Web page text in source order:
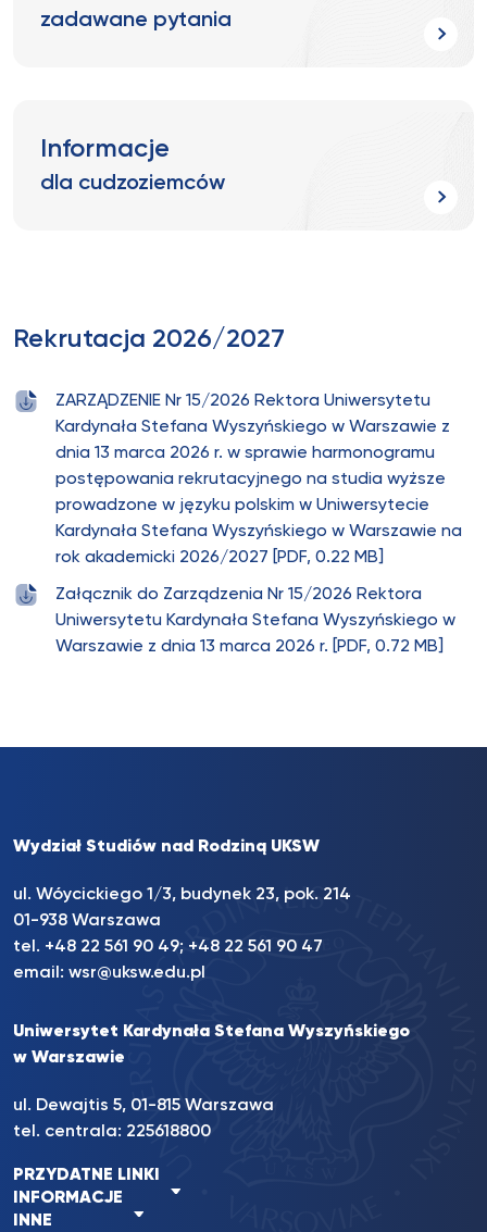
zadawane pytania
Informacje
dla cudzoziemców
Rekrutacja 2026/2027
ZARZĄDZENIE Nr 15/2026 Rektora Uniwersytetu
Kardynała Stefana Wyszyńskiego w Warszawie z
dnia 13 marca 2026 r. w sprawie harmonogramu
postępowania rekrutacyjnego na studia wyższe
prowadzone w języku polskim w Uniwersytecie
Kardynała Stefana Wyszyńskiego w Warszawie na
rok akademicki 2026/2027 [PDF, 0.22 MB]
Załącznik do Zarządzenia Nr 15/2026 Rektora
Uniwersytetu Kardynała Stefana Wyszyńskiego w
Warszawie z dnia 13 marca 2026 r. [PDF, 0.72 MB]
Wydział Studiów nad Rodziną UKSW
ul. Wóycickiego 1/3, budynek 23, pok. 214
01-938 Warszawa
tel. +48 22 561 90 49; +48 22 561 90 47
email: wsr@uksw.edu.pl
Uniwersytet Kardynała Stefana Wyszyńskiego
w Warszawie
ul. Dewajtis 5, 01-815 Warszawa
tel. centrala: 225618800
PRZYDATNE LINKI
INFORMACJE
INNE